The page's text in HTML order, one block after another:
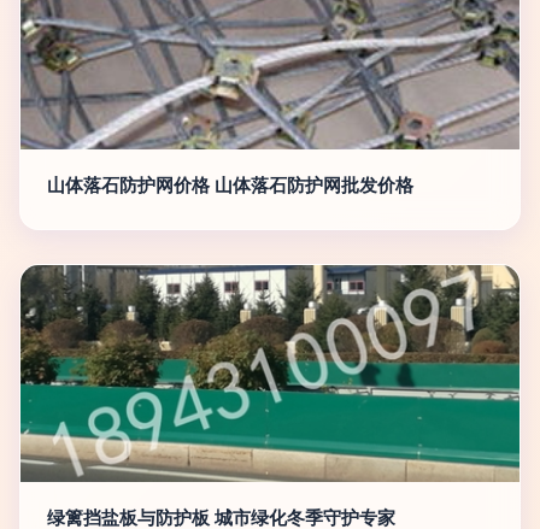
山体落石防护网价格 山体落石防护网批发价格
绿篱挡盐板与防护板 城市绿化冬季守护专家